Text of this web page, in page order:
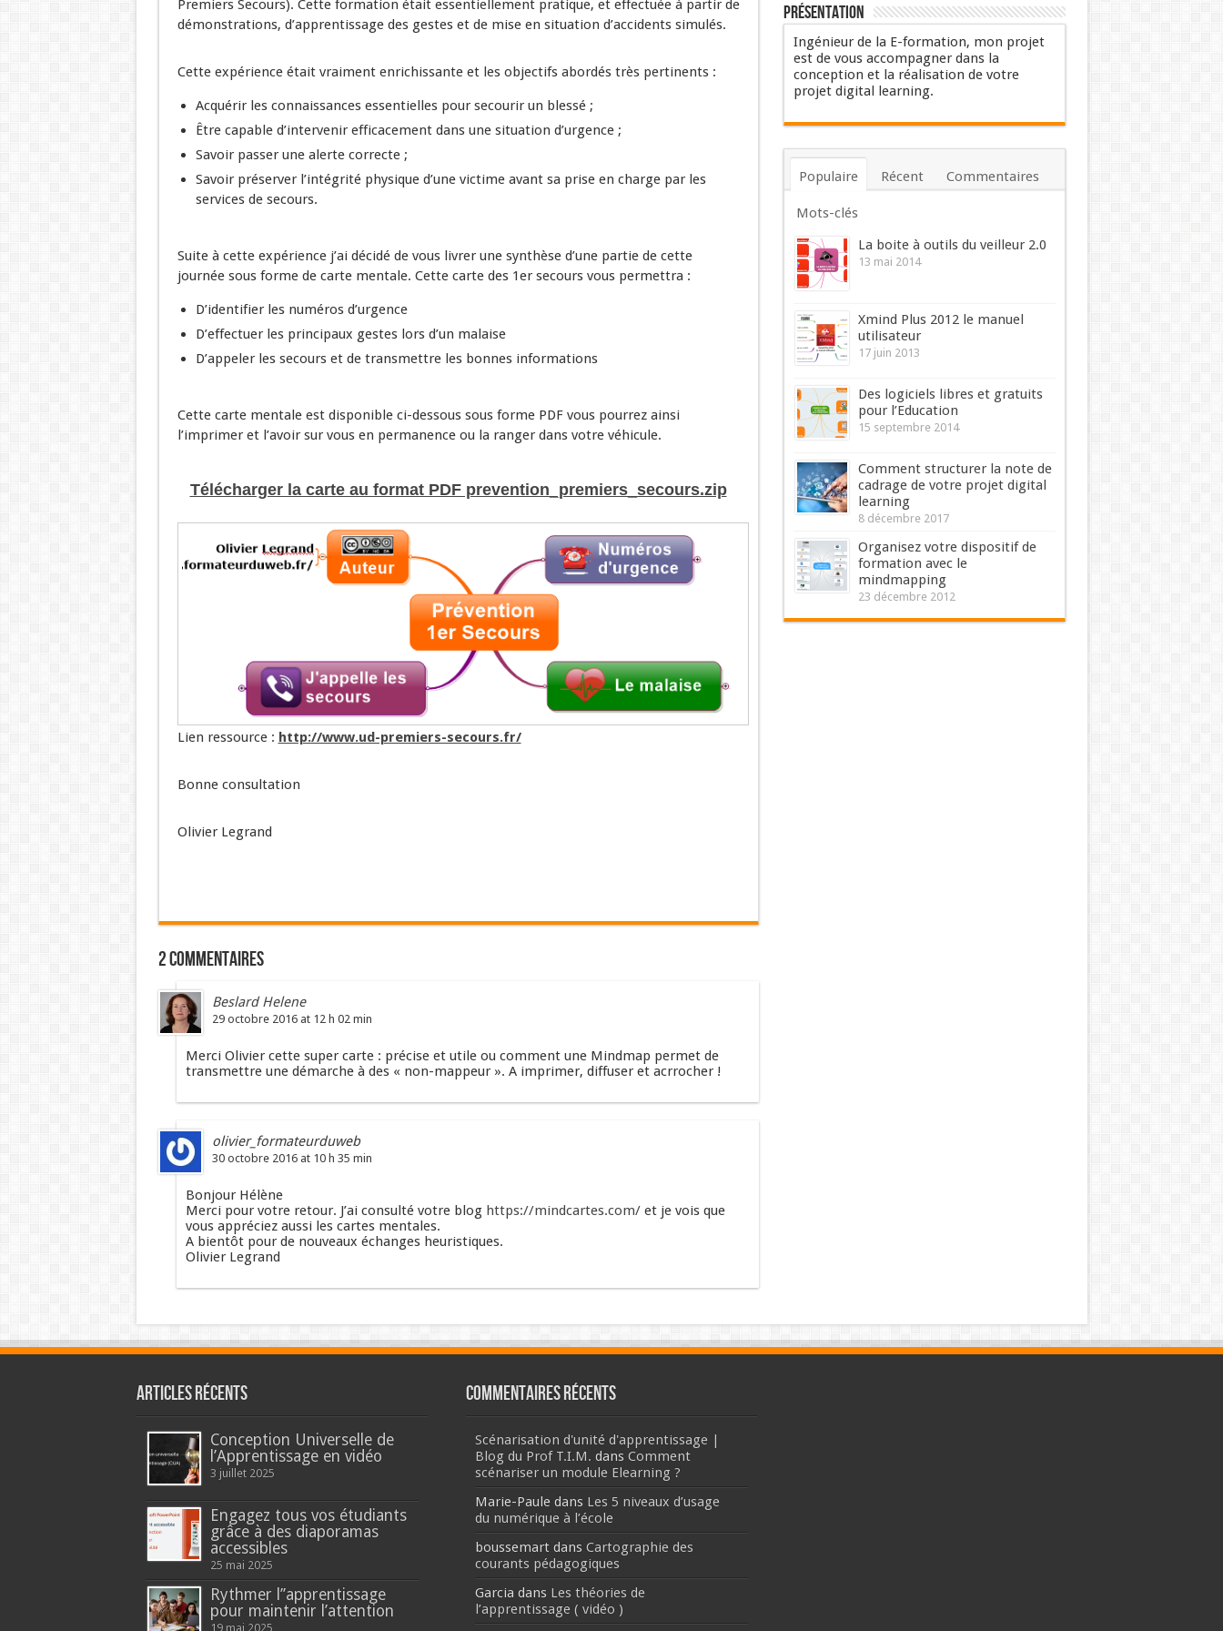
Premiers Secours). Cette formation était essentiellement pratique, et effectuée à partir de
démonstrations, d’apprentissage des gestes et de mise en situation d’accidents simulés.
Cette expérience était vraiment enrichissante et les objectifs abordés très pertinents :
Acquérir les connaissances essentielles pour secourir un blessé ;
Être capable d’intervenir efficacement dans une situation d’urgence ;
Savoir passer une alerte correcte ;
Savoir préserver l’intégrité physique d’une victime avant sa prise en charge par les
services de secours.
Suite à cette expérience j’ai décidé de vous livrer une synthèse d’une partie de cette
journée sous forme de carte mentale. Cette carte des 1er secours vous permettra :
D’identifier les numéros d’urgence
D’effectuer les principaux gestes lors d’un malaise
D’appeler les secours et de transmettre les bonnes informations
Cette carte mentale est disponible ci-dessous sous forme PDF vous pourrez ainsi
l’imprimer et l’avoir sur vous en permanence ou la ranger dans votre véhicule.
Télécharger la carte au format PDF prevention_premiers_secours.zip
Lien ressource : http://www.ud-premiers-secours.fr/
Bonne consultation
Olivier Legrand
2 commentaires
Beslard Helene
29 octobre 2016 at 12 h 02 min
Merci Olivier cette super carte : précise et utile ou comment une Mindmap permet de
transmettre une démarche à des « non-mappeur ». A imprimer, diffuser et acrrocher !
olivier_formateurduweb
30 octobre 2016 at 10 h 35 min
Bonjour Hélène
Merci pour votre retour. J’ai consulté votre blog https://mindcartes.com/et je vois que
vous appréciez aussi les cartes mentales.
A bientôt pour de nouveaux échanges heuristiques.
Olivier Legrand
Présentation
Ingénieur de la E-formation, mon projet
est de vous accompagner dans la
conception et la réalisation de votre
projet digital learning.
Populaire Récent Commentaires
Mots-clés
La boite à outils du veilleur 2.0
13 mai 2014
Xmind Plus 2012 le manuel
utilisateur
17 juin 2013
Des logiciels libres et gratuits
pour l’Education
15 septembre 2014
Comment structurer la note de
cadrage de votre projet digital
learning
8 décembre 2017
Organisez votre dispositif de
formation avec le
mindmapping
23 décembre 2012
Articles récents
Conception Universelle de
l’Apprentissage en vidéo
3 juillet 2025
Engagez tous vos étudiants
grâce à des diaporamas
accessibles
25 mai 2025
Rythmer l’’apprentissage
pour maintenir l’attention
19 mai 2025
Commentaires récents
Scénarisation d'unité d'apprentissage |
Blog du Prof T.I.M. dans Comment
scénariser un module Elearning ?
Marie-Pauledans Les 5 niveaux d’usage
du numérique à l’école
boussemartdans Cartographie des
courants pédagogiques
Garcia dans Les théories de
l’apprentissage ( vidéo )